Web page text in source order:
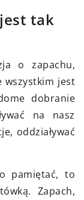
tak
o zapachu,
wszystkim jest
dobranie
na nasz
oddziaływać
pamiętać, to
Zapach,